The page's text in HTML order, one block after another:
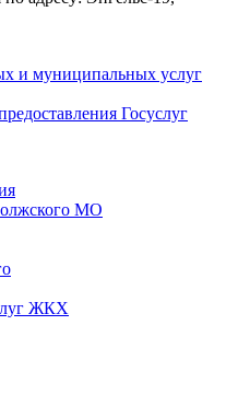
МО
ЖКХ